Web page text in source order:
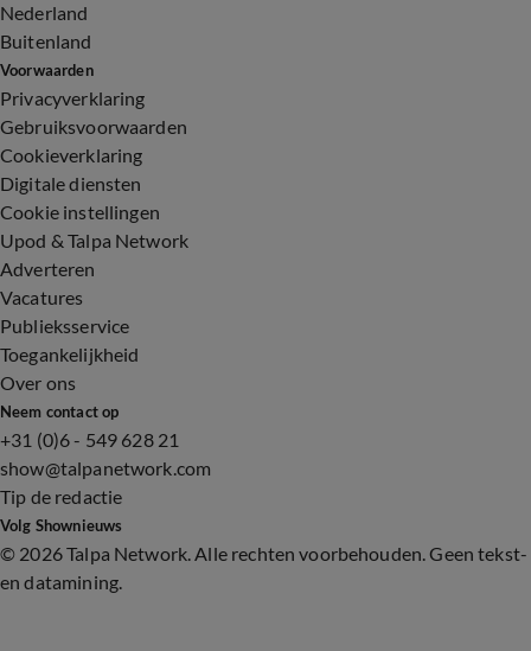
Nederland
Buitenland
Voorwaarden
Privacyverklaring
Gebruiksvoorwaarden
Cookieverklaring
Digitale diensten
Cookie instellingen
Upod & Talpa Network
Adverteren
Vacatures
Publieksservice
Toegankelijkheid
Over ons
Neem contact op
+31 (0)6 - 549 628 21
show@talpanetwork.com
Tip de redactie
Volg Shownieuws
© 2026 Talpa Network. Alle rechten voorbehouden. Geen tekst-
en datamining.